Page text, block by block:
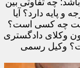
چه تفاوتی بین
پایه دارد؟ آیا
چه کسی است؟
وکلای دادگستری
وکیل رسمی